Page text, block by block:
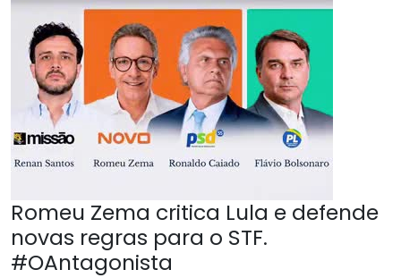
Romeu Zema critica Lula e defende
novas regras para o STF.
#OAntagonista